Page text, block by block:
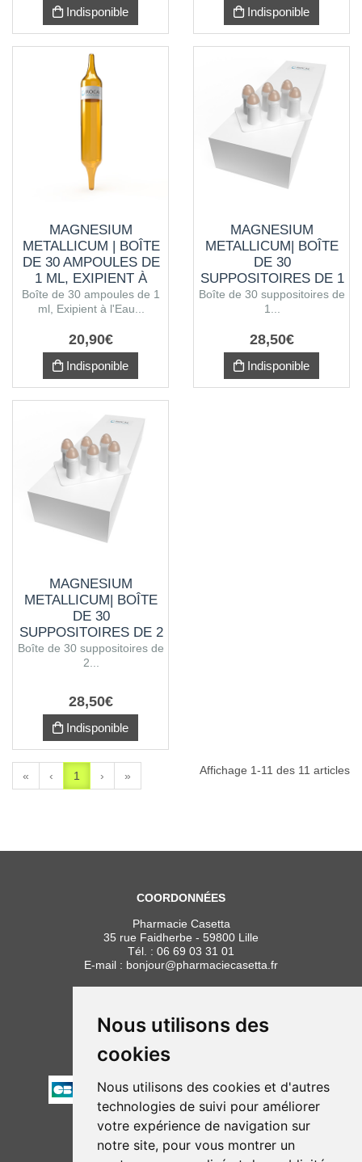
Nous utilisons des
cookies
Nous utilisons des cookies et d'autres
technologies de suivi pour améliorer
votre expérience de navigation sur
notre site, pour vous montrer un
Indisponible Indisponible
MAGNESIUM
METALLICUM | BOÎTE
DE 30 AMPOULES DE
1 ML, EXIPIENT À
L'EAU PURIFIÉE
Boîte de 30 ampoules de 1
ml, Exipient à l'Eau...
20,90€
Indisponible
MAGNESIUM
METALLICUM| BOÎTE
DE 30
SUPPOSITOIRES DE 1
G
Boîte de 30 suppositoires de
1...
28,50€
Indisponible
MAGNESIUM
METALLICUM| BOÎTE
DE 30
SUPPOSITOIRES DE 2
G
Boîte de 30 suppositoires de
2...
28,50€
Indisponible
« ‹ 1 › » Affichage 1-11 des 11 articles
COORDONNÉES
Pharmacie Casetta
35 rue Faidherbe - 59800 Lille
Tél. : 06 69 03 31 01
E-mail : bonjour@pharmaciecasetta.fr
HORAIRES
Lundi au vendredi : 8h30 à 19h30
Samedi : 9h00 à 19h30
PAIEMENT
NOUS SUIVRE